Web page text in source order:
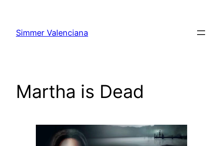
contingut
Simmer Valenciana
Martha is Dead